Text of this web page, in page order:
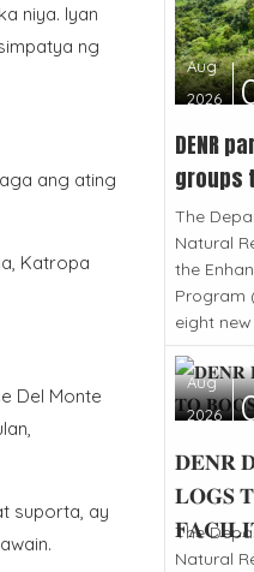
niya. Iyan
ng
ang ating
Katropa
Del Monte
suporta, ay
Aug
2026
DENR
groups
The
Natural
the
Program
eight
Aug
2026
𝐃𝐄𝐍𝐑
𝐋𝐎𝐆𝐒
The
Natural